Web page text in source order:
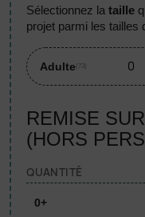
sélectionnez lataille
projet parmi les tailles
Adulte (73)
REMISE
(HORS
QUANTITÉ
0+